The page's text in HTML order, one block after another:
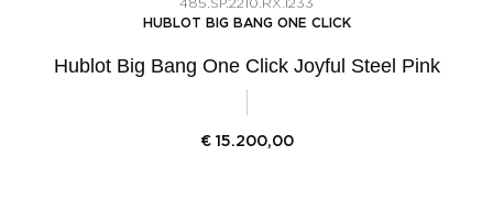
485.SP.2210.RX.1233
HUBLOT BIG BANG ONE CLICK
Hublot Big Bang One Click Joyful Steel Pink
€ 15.200,00